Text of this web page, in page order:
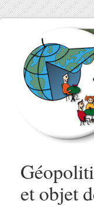
et objet